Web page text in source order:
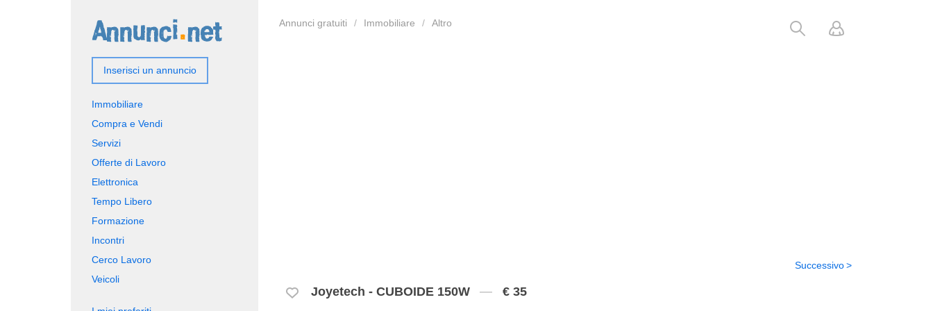
Annunci gratuiti Immobiliare Altro
Joyetech - CUBOIDE 150W € 35
Successivo
Inserisci un annuncio
Immobiliare
Compra e Vendi
Servizi
Offerte di Lavoro
Elettronica
Tempo Libero
Formazione
Incontri
Cerco Lavoro
Veicoli